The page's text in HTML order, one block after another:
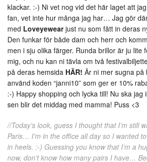
klackar. :-) Ni vet nog vid det här laget att
fan, vet inte hur många jag har… Jag gör
med Loveyewearjust nu som fått in deras
Den funkar för både dam och herr och
men i sju olika färger. Runda brillor är ju lite
mig, och nu kan ni tävla om två
på deras hemsida HÄR! Är ni mer sugna på
använd koden “janni10” som ger er 10%
:-) Happy shopping och lycka till! Nu ska jag
sen blir det middag med mamma! Puss <3
//Today’s look, guess I thought that I’m still
Paris… I’m in the office all day so I wanted
in heels. :-) Guessing you know that I’m a
now, don’t know how many pairs I have…